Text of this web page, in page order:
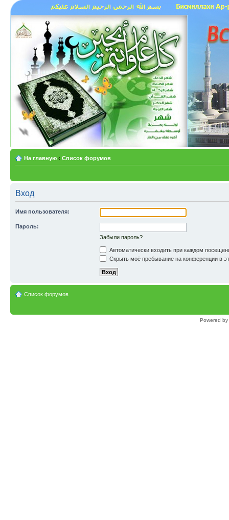
На главную ‹ Список форумов
Вход
Имя пользователя:
Пароль:
Забыли пароль?
Автоматически входить при каждом
Скрыть моё пребывание на конференции в
Список форумов
Powered by